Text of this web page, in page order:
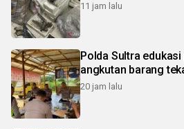
11 jam lalu
Polda Sultra
angkutan barang
20 jam lalu